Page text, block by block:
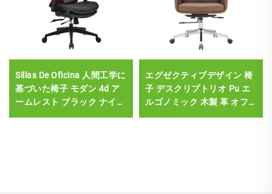
Sillas De Oficina 人間工学に
基づいた椅子 モダン 4d ア
ームレスト ブラック ナイロ
エグゼクティブデザイン 椅
子 デスクリプトリオ Pu エ
ルゴノミック 木製 革 オフ